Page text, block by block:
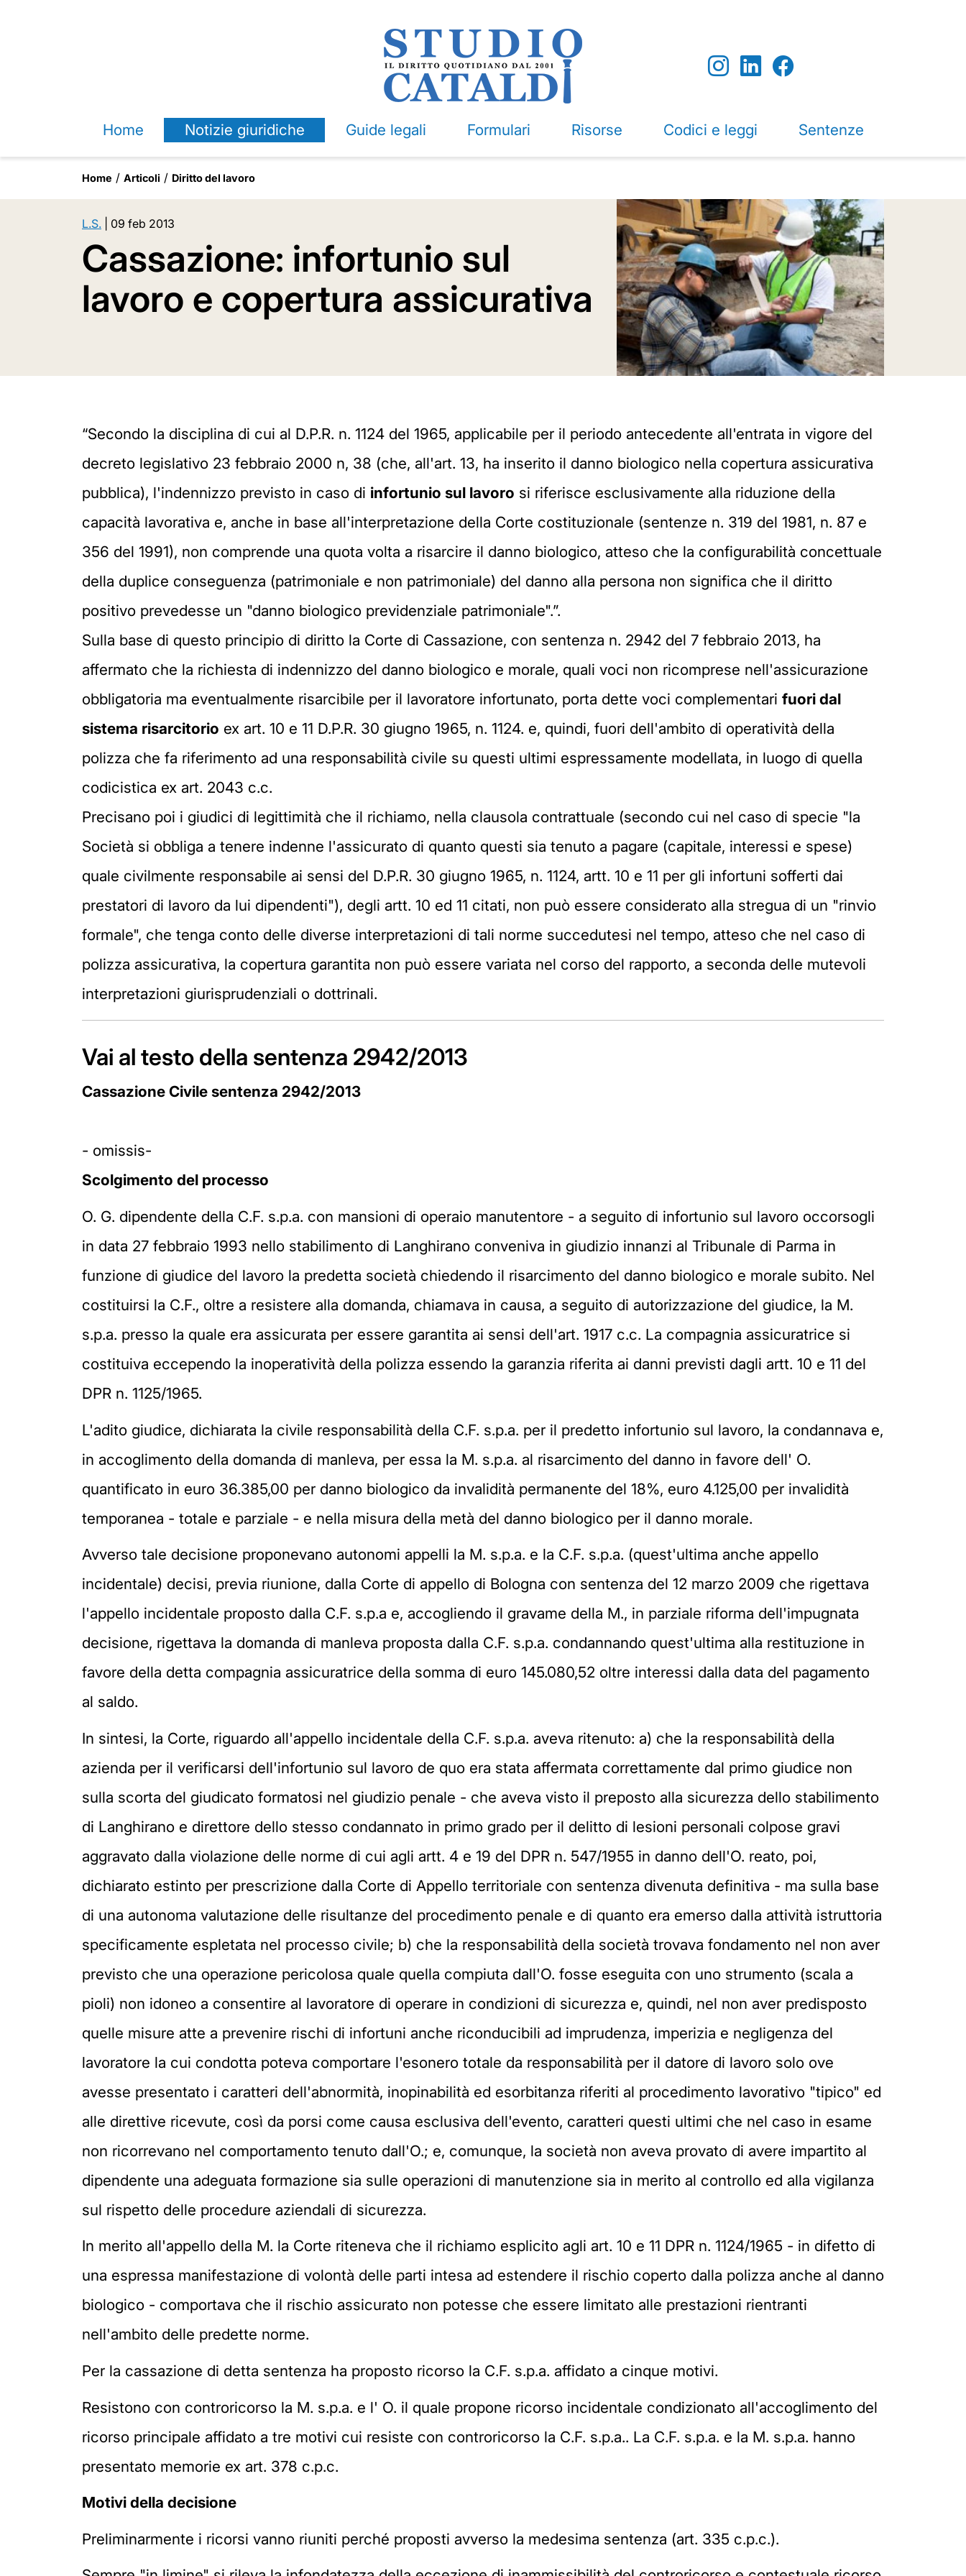
Home Notizie giuridiche Guide legali Formulari Risorse Codici e leggi Sentenze
Home Articoli Diritto del lavoro
L.S. 09 feb 2013
Cassazione: infortunio sul
lavoro e copertura assicurativa
“Secondo la disciplina di cui al D.P.R. n. 1124 del 1965, applicabile per il periodo antecedente all'entrata in vigore del
decreto legislativo 23 febbraio 2000 n, 38 (che, all'art. 13, ha inserito il danno biologico nella copertura assicurativa
pubblica), l'indennizzo previsto in caso di infortunio sul lavoro si riferisce esclusivamente alla riduzione della
capacità lavorativa e, anche in base all'interpretazione della Corte costituzionale (sentenze n. 319 del 1981, n. 87 e
356 del 1991), non comprende una quota volta a risarcire il danno biologico, atteso che la configurabilità concettuale
della duplice conseguenza (patrimoniale e non patrimoniale) del danno alla persona non significa che il diritto
positivo prevedesse un "danno biologico previdenziale patrimoniale".”.
Sulla base di questo principio di diritto la Corte di Cassazione, con sentenza n. 2942 del 7 febbraio 2013, ha
affermato che la richiesta di indennizzo del danno biologico e morale, quali voci non ricomprese nell'assicurazione
obbligatoria ma eventualmente risarcibile per il lavoratore infortunato, porta dette voci complementari fuori dal
sistema risarcitorio ex art. 10 e 11 D.P.R. 30 giugno 1965, n. 1124. e, quindi, fuori dell'ambito di operatività della
polizza che fa riferimento ad una responsabilità civile su questi ultimi espressamente modellata, in luogo di quella
codicistica ex art. 2043 c.c.
Precisano poi i giudici di legittimità che il richiamo, nella clausola contrattuale (secondo cui nel caso di specie "la
Società si obbliga a tenere indenne l'assicurato di quanto questi sia tenuto a pagare (capitale, interessi e spese)
quale civilmente responsabile ai sensi del D.P.R. 30 giugno 1965, n. 1124, artt. 10 e 11 per gli infortuni sofferti dai
prestatori di lavoro da lui dipendenti"), degli artt. 10 ed 11 citati, non può essere considerato alla stregua di un "rinvio
formale", che tenga conto delle diverse interpretazioni di tali norme succedutesi nel tempo, atteso che nel caso di
polizza assicurativa, la copertura garantita non può essere variata nel corso del rapporto, a seconda delle mutevoli
interpretazioni giurisprudenziali o dottrinali.
Vai al testo della sentenza 2942/2013
Cassazione Civile sentenza 2942/2013
- omissis-
Scolgimento del processo
O. G. dipendente della C.F. s.p.a. con mansioni di operaio manutentore - a seguito di infortunio sul lavoro occorsogli
in data 27 febbraio 1993 nello stabilimento di Langhirano conveniva in giudizio innanzi al Tribunale di Parma in
funzione di giudice del lavoro la predetta società chiedendo il risarcimento del danno biologico e morale subito. Nel
costituirsi la C.F., oltre a resistere alla domanda, chiamava in causa, a seguito di autorizzazione del giudice, la M.
s.p.a. presso la quale era assicurata per essere garantita ai sensi dell'art. 1917 c.c. La compagnia assicuratrice si
costituiva eccependo la inoperatività della polizza essendo la garanzia riferita ai danni previsti dagli artt. 10 e 11 del
DPR n. 1125/1965.
L'adito giudice, dichiarata la civile responsabilità della C.F. s.p.a. per il predetto infortunio sul lavoro, la condannava e,
in accoglimento della domanda di manleva, per essa la M. s.p.a. al risarcimento del danno in favore dell' O.
quantificato in euro 36.385,00 per danno biologico da invalidità permanente del 18%, euro 4.125,00 per invalidità
temporanea - totale e parziale - e nella misura della metà del danno biologico per il danno morale.
Avverso tale decisione proponevano autonomi appelli la M. s.p.a. e la C.F. s.p.a. (quest'ultima anche appello
incidentale) decisi, previa riunione, dalla Corte di appello di Bologna con sentenza del 12 marzo 2009 che rigettava
l'appello incidentale proposto dalla C.F. s.p.a e, accogliendo il gravame della M., in parziale riforma dell'impugnata
decisione, rigettava la domanda di manleva proposta dalla C.F. s.p.a. condannando quest'ultima alla restituzione in
favore della detta compagnia assicuratrice della somma di euro 145.080,52 oltre interessi dalla data del pagamento
al saldo.
In sintesi, la Corte, riguardo all'appello incidentale della C.F. s.p.a. aveva ritenuto: a) che la responsabilità della
azienda per il verificarsi dell'infortunio sul lavoro de quo era stata affermata correttamente dal primo giudice non
sulla scorta del giudicato formatosi nel giudizio penale - che aveva visto il preposto alla sicurezza dello stabilimento
di Langhirano e direttore dello stesso condannato in primo grado per il delitto di lesioni personali colpose gravi
aggravato dalla violazione delle norme di cui agli artt. 4 e 19 del DPR n. 547/1955 in danno dell'O. reato, poi,
dichiarato estinto per prescrizione dalla Corte di Appello territoriale con sentenza divenuta definitiva - ma sulla base
di una autonoma valutazione delle risultanze del procedimento penale e di quanto era emerso dalla attività istruttoria
specificamente espletata nel processo civile; b) che la responsabilità della società trovava fondamento nel non aver
previsto che una operazione pericolosa quale quella compiuta dall'O. fosse eseguita con uno strumento (scala a
pioli) non idoneo a consentire al lavoratore di operare in condizioni di sicurezza e, quindi, nel non aver predisposto
quelle misure atte a prevenire rischi di infortuni anche riconducibili ad imprudenza, imperizia e negligenza del
lavoratore la cui condotta poteva comportare l'esonero totale da responsabilità per il datore di lavoro solo ove
avesse presentato i caratteri dell'abnormità, inopinabilità ed esorbitanza riferiti al procedimento lavorativo "tipico" ed
alle direttive ricevute, così da porsi come causa esclusiva dell'evento, caratteri questi ultimi che nel caso in esame
non ricorrevano nel comportamento tenuto dall'O.; e, comunque, la società non aveva provato di avere impartito al
dipendente una adeguata formazione sia sulle operazioni di manutenzione sia in merito al controllo ed alla vigilanza
sul rispetto delle procedure aziendali di sicurezza.
In merito all'appello della M. la Corte riteneva che il richiamo esplicito agli art. 10 e 11 DPR n. 1124/1965 - in difetto di
una espressa manifestazione di volontà delle parti intesa ad estendere il rischio coperto dalla polizza anche al danno
biologico - comportava che il rischio assicurato non potesse che essere limitato alle prestazioni rientranti
nell'ambito delle predette norme.
Per la cassazione di detta sentenza ha proposto ricorso la C.F. s.p.a. affidato a cinque motivi.
Resistono con controricorso la M. s.p.a. e l' O. il quale propone ricorso incidentale condizionato all'accoglimento del
ricorso principale affidato a tre motivi cui resiste con controricorso la C.F. s.p.a.. La C.F. s.p.a. e la M. s.p.a. hanno
presentato memorie ex art. 378 c.p.c.
Motivi della decisione
Preliminarmente i ricorsi vanno riuniti perché proposti avverso la medesima sentenza (art. 335 c.p.c.).